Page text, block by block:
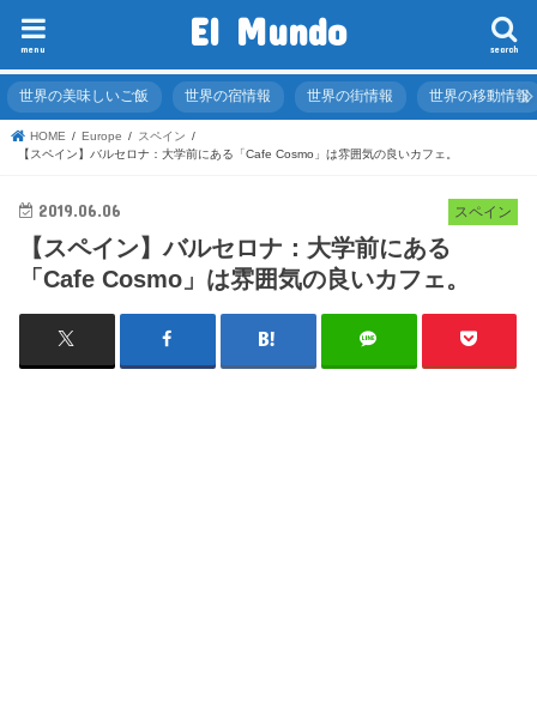
El Mundo search
menu
世界の美味しいご飯 世界の宿情報 世界の街情報 世界の移動情報
HOME Europe
スペイン
【スペイン】バルセロナ：大学前にある「Cafe Cosmo」は雰囲気の良いカフェ。
スペイン
2019.06.06
【スペイン】バルセロナ：大学前にある
「Cafe Cosmo」は雰囲気の良いカフェ。